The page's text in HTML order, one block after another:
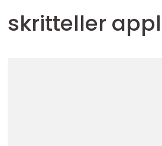
skritteller